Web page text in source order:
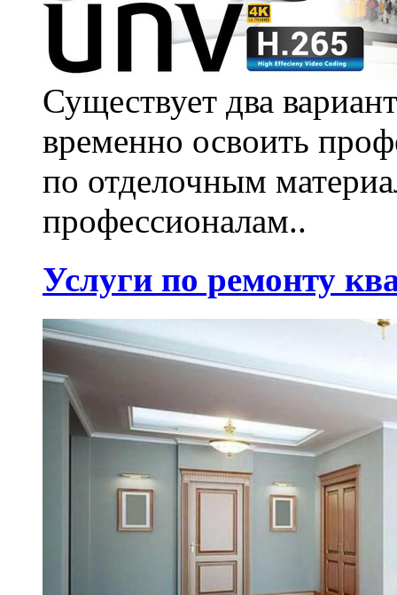
Существует два
временно освоить
по отделочным
профессионалам..
Услуги по ремонту